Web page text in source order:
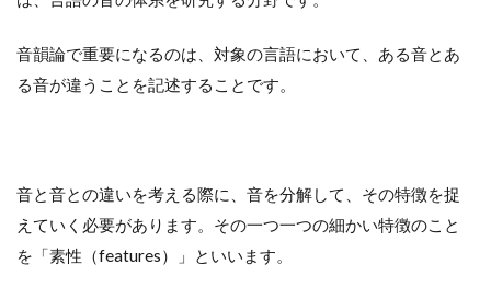
音韻論で重要になるのは、対象の言語において、ある音とあ
る音が違うことを記述することです。
音と音との違いを考える際に、音を分解して、その特徴を捉
えていく必要があります。その一つ一つの細かい特徴のこと
を「素性（features）」といいます。